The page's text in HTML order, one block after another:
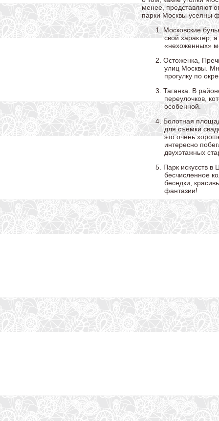
менее, представляют
парки Москвы усеяны
1. Московские
свой характер,
«нехоженных»
2. Остоженка,
улиц Москвы.
прогулку по
3. Таганка. В
переулочков,
особенной.
4. Болотная
для съемки
это очень
интересно
двухэтажных
5. Парк искусств
бесчисленное
беседки,
фантазии!